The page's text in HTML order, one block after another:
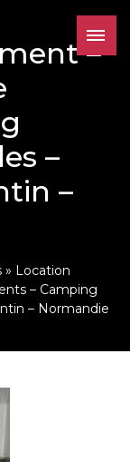
–
–
–
» Location
– Camping
– Normandie